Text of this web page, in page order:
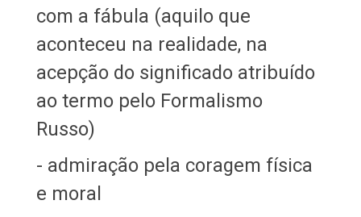
com a fábula (aquilo que
aconteceu na realidade, na
acepção do significado atribuído
ao termo pelo Formalismo
Russo)
- admiração pela coragem física
e moral